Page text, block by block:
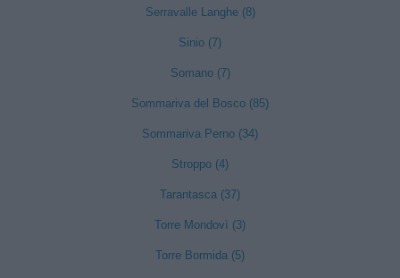
Serravalle Langhe (8)
Sinio (7)
Somano (7)
Sommariva del Bosco (85)
Sommariva Perno (34)
Stroppo (4)
Tarantasca (37)
Torre Mondovì (3)
Torre Bormida (5)